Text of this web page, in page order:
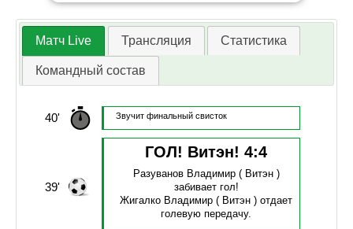
Матч Live Трансляция Статистика
Командный состав
40' Звучит финальный свисток
39'
ГОЛ! Витэн!4:4
Разуванов Владимир( Витэн )
забивает гол!
Жигалко Владимир ( Витэн )отдает
голевую передачу.